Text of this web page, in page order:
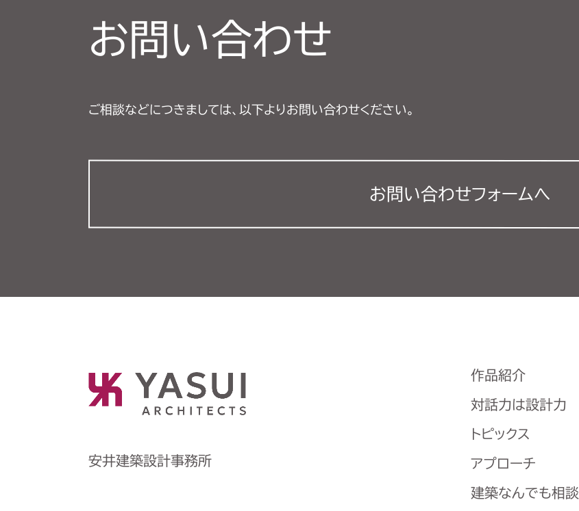
お問い合わせ
ご相談などにつきましては、以下よりお問い合わせください。
お問い合わせフォームへ
安井建築設計事務所
作品紹介
対話力は設計力
トピックス
アプローチ
建築なんでも相談